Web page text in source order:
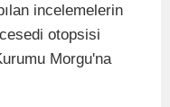
incelemelerin
otopsisi
Morgu'na